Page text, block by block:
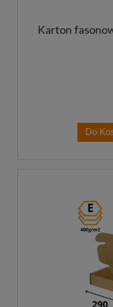
Karton
Do